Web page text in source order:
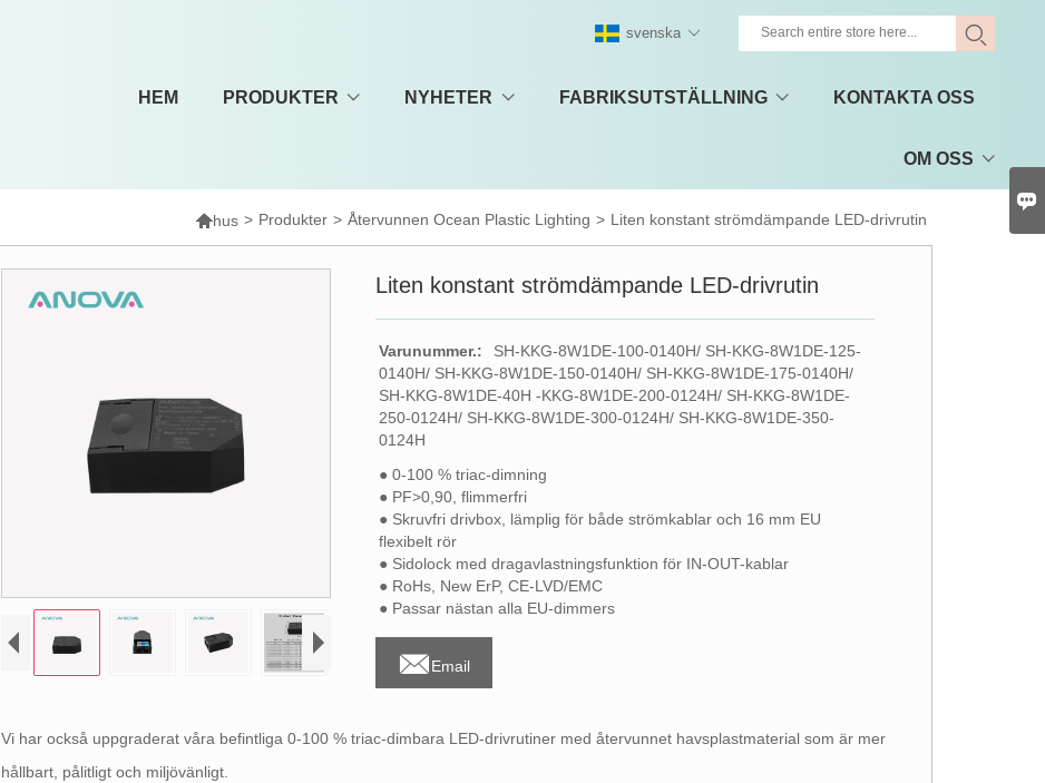
HEM PRODUKTER NYHETER FABRIKSUTSTÄLLNING KONTAKTA OSS
OM OSS
svenska
hus > Produkter > Återvunnen Ocean Plastic Lighting > Liten konstant strömdämpande LED-drivrutin
Liten konstant strömdämpande LED-drivrutin
Varunummer.:
SH-KKG-8W1DE-100-0140H/ SH-KKG-8W1DE-125-
0140H/ SH-KKG-8W1DE-150-0140H/ SH-KKG-8W1DE-175-0140H/
SH-KKG-8W1DE-40H -KKG-8W1DE-200-0124H/ SH-KKG-8W1DE-
250-0124H/ SH-KKG-8W1DE-300-0124H/ SH-KKG-8W1DE-350-
0124H
● 0-100 % triac-dimning
● PF>0,90, flimmerfri
● Skruvfri drivbox, lämplig för både strömkablar och 16 mm EU
flexibelt rör
● Sidolock med dragavlastningsfunktion för IN-OUT-kablar
● RoHs, New ErP, CE-LVD/EMC
● Passar nästan alla EU-dimmers
Email
Vi har också uppgraderat våra befintliga 0-100 % triac-dimbara LED-drivrutiner med återvunnet havsplastmaterial som är mer
hållbart, pålitligt och miljövänligt.
